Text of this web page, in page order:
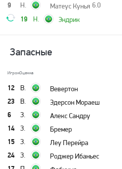
9 Н. Матеус Кунья 6.0
19 Н. Эндрик
Запасные
ИгрокОценка
12 В. Вевертон
23 В. Эдерсон Мораеш
6 З. Алекс Сандру
14 З. Бремер
15 З. Леу Перейра
24 З. Роджер Ибаньес